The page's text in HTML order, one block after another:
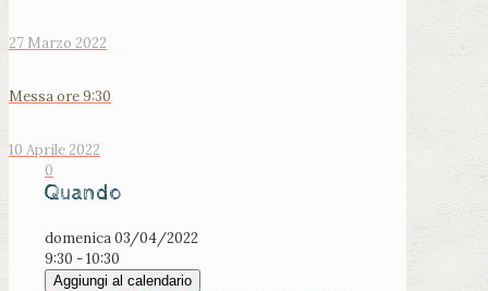
27 Marzo 2022
Messa ore 9:30
10 Aprile 2022
0
Quando
domenica 03/04/2022
9:30 - 10:30
Aggiungi al calendario